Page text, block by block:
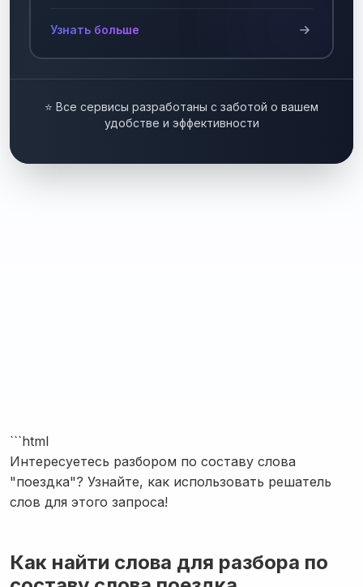
Узнать больше
⭐ Все сервисы разработаны с заботой о вашем
удобстве и эффективности
```html
Интересуетесь разбором по составу слова
"поездка"? Узнайте, как использовать решатель
слов для этого запроса!
Как найти слова для разбора по